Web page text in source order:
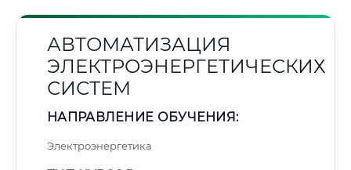
АВТОМАТИЗАЦИЯ
ЭЛЕКТРОЭНЕРГЕТИЧЕСКИХ
СИСТЕМ
НАПРАВЛЕНИЕ ОБУЧЕНИЯ:
Электроэнергетика